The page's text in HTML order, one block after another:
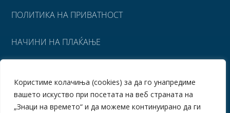
Користиме колачиња (cookies) за да го унапредиме
вашето искуство при посетата на веб страната на
„Знаци на времето“ и да можеме континуирано да ги
ПОЛИТИКА НА ПРИВАТНОСТ
НАЧИНИ НА ПЛАЌАЊЕ
ПОВРАТ НА СРЕДСТВА